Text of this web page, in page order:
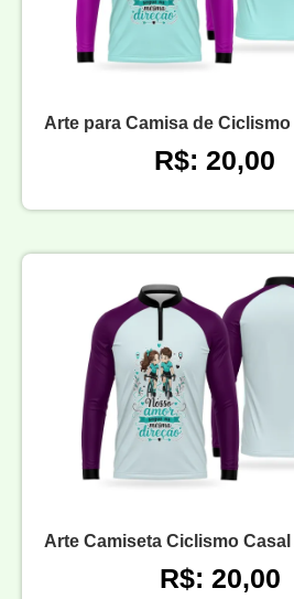
Arte para Camisa de
R$: 20,00
Arte Camiseta Ciclismo
R$: 20,00